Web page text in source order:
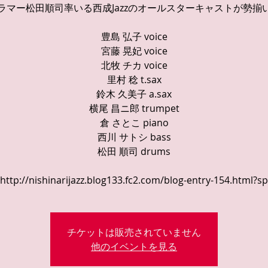
マー松田順司率いる西成Jazzのオールスターキャストが勢揃
豊島 弘子 voice
宮藤 晃妃 voice
北牧 チカ voice
里村 稔 t.sax
鈴木 久美子 a.sax
横尾 昌ニ郎 trumpet
倉 さとこ piano
西川 サトシ bass
松田 順司 drums
http://nishinarijazz.blog133.fc2.com/blog-entry-154.html?sp
チケットは販売されていません
他のイベントを見る